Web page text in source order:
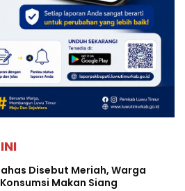
Disebut Meriah, Warga
Makan Siang